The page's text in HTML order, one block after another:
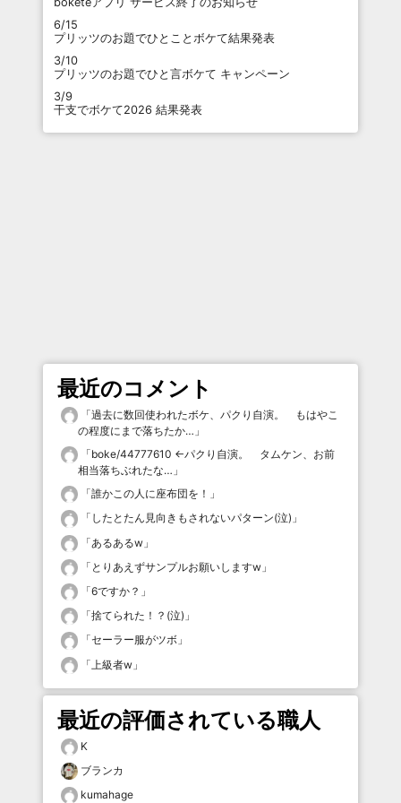
6/15
プリッツのお題でひとことボケて結果発表
3/10
プリッツのお題でひと言ボケて キャンペーン
3/9
干支でボケて2026 結果発表
最近のコメント
「過去に数回使われたボケ、パクり自演。 もはやこ
の程度にまで落ちたか… 」
「boke/44777610 ←パクり自演。 タムケン、お前
相当落ちぶれたな… 」
「誰かこの人に座布団を！ 」
「 したとたん見向きもされないパターン(泣) 」
「あるあるw 」
「 とりあえずサンプルお願いしますw 」
「6ですか？ 」
「捨てられた！？(泣) 」
「セーラー服がツボ 」
「 上級者w 」
最近の評価されている職人
K
ブランカ
kumahage